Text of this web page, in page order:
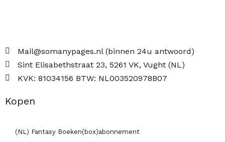
Mail@somanypages.nl (binnen 24u antwoord)
Sint Elisabethstraat 23, 5261 VK, Vught (NL)
KVK: 81034156 BTW: NL003520978B07
Kopen
(NL) Fantasy Boeken(box)abonnement